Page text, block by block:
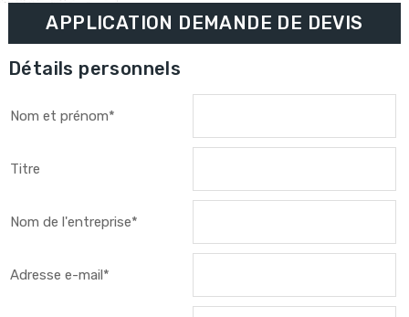
APPLICATION DEMANDE DE DEVIS
Détails personnels
Nom et prénom*
Titre
Nom de l'entreprise*
Adresse e-mail*